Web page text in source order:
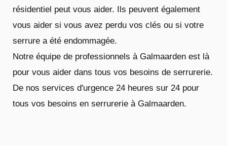
résidentiel peut vous aider. Ils peuvent également
vous aider si vous avez perdu vos clés ou si votre
serrure a été endommagée.
Notre équipe de professionnels à Galmaarden est là
pour vous aider dans tous vos besoins de serrurerie.
De nos services d'urgence 24 heures sur 24 pour
tous vos besoins en serrurerie à Galmaarden.